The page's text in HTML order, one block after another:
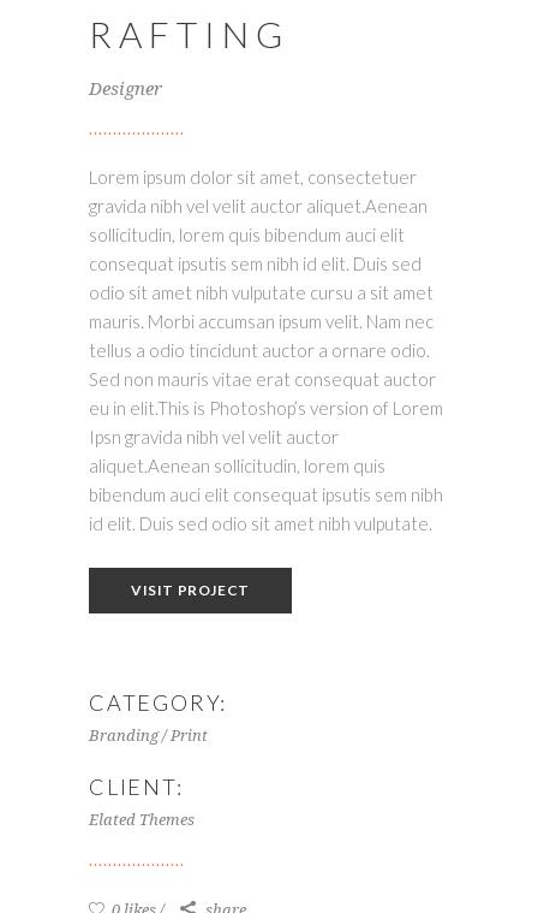
RAFTING
Designer
Lorem ipsum dolor sit amet, consectetuer
gravida nibh vel velit auctor aliquet.Aenean
sollicitudin, lorem quis bibendum auci elit
consequat ipsutis sem nibh id elit. Duis sed
odio sit amet nibh vulputate cursu a sit amet
mauris. Morbi accumsan ipsum velit. Nam nec
tellus a odio tincidunt auctor a ornare odio.
Sed non mauris vitae erat consequat auctor
eu in elit.This is Photoshop’s version of Lorem
Ipsn gravida nibh vel velit auctor
aliquet.Aenean sollicitudin, lorem quis
bibendum auci elit consequat ipsutis sem nibh
id elit. Duis sed odio sit amet nibh vulputate.
VISIT PROJECT
CATEGORY:
Branding / Print
CLIENT:
Elated Themes